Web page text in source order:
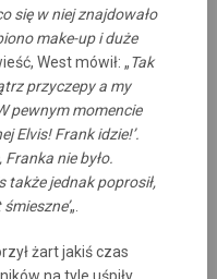
się w niej znajdowało
make-up i duże
West mówił: „Tak
przyczepy a my
pewnym momencie
Elvis! Frank idzie!’.
nie było.
także jednak poprosił,
„.
żart jakiś czas